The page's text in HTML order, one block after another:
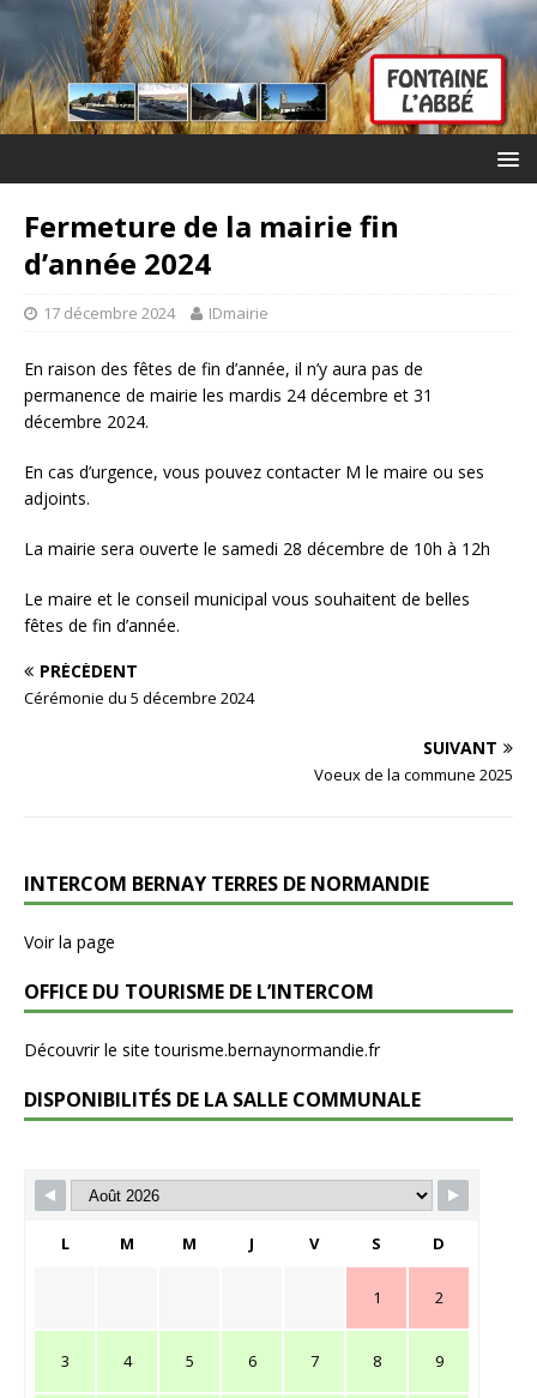
Fermeture de la mairie fin
d’année 2024
17 décembre 2024 IDmairie
En raison des fêtes de fin d’année, il n’y aura pas de
permanence de mairie les mardis 24 décembre et 31
décembre 2024.
En cas d’urgence, vous pouvez contacter M le maire ou ses
adjoints.
La mairie sera ouverte le samedi 28 décembre de 10h à 12h
Le maire et le conseil municipal vous souhaitent de belles
fêtes de fin d’année.
PRÉCÉDENT
Cérémonie du 5 décembre 2024
SUIVANT
Voeux de la commune 2025
INTERCOM BERNAY TERRES DE NORMANDIE
Voir la page
OFFICE DU TOURISME DE L’INTERCOM
Découvrir le site tourisme.bernaynormandie.fr
DISPONIBILITÉS DE LA SALLE COMMUNALE
L M M J V S D
1 2
3 4 5 6 7 8 9